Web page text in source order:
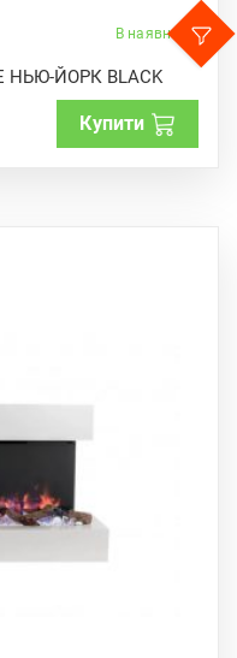
В наявності
НЬЮ-ЙОРК BLACK
Купити